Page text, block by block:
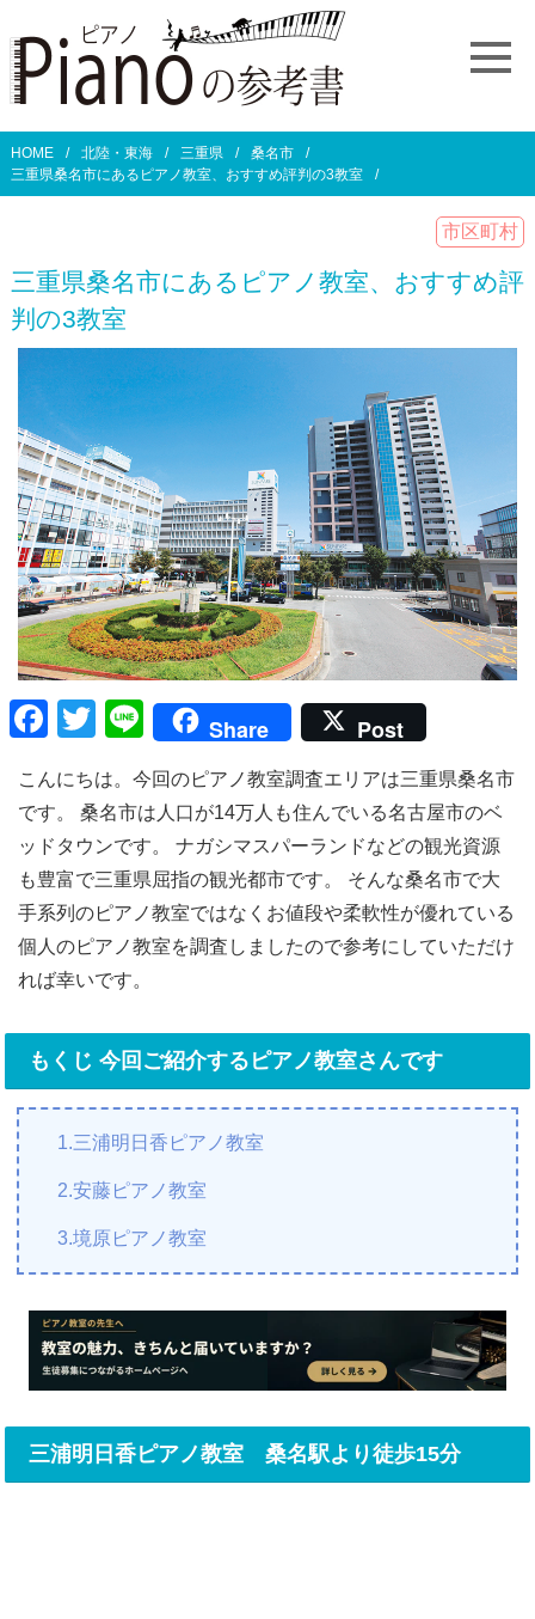
HOME 北陸・東海 三重県
桑名市
三重県桑名市にあるピアノ教室、おすすめ評判の3教室
市区町村
三重県桑名市にあるピアノ教室、おすすめ評
判の3教室
F
c
e
b
o
o
k
T
tt
er
Li
e
Share Post
こんにちは。今回のピアノ教室調査エリアは三重県桑名市
です。 桑名市は人口が14万人も住んでいる名古屋市のベ
ッドタウンです。 ナガシマスパーランドなどの観光資源
も豊富で三重県屈指の観光都市です。 そんな桑名市で大
手系列のピアノ教室ではなくお値段や柔軟性が優れている
個人のピアノ教室を調査しましたので参考にしていただけ
れば幸いです。
もくじ 今回ご紹介するピアノ教室さんです
1.三浦明日香ピアノ教室
2.安藤ピアノ教室
3.境原ピアノ教室
三浦明日香ピアノ教室 桑名駅より徒歩15分